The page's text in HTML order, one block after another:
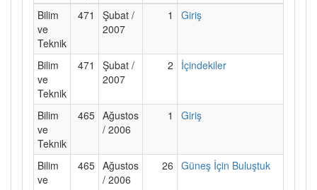
Bilim
ve
Teknik
471
Şubat /
2007
1 Giriş
Bilim
ve
Teknik
471
Şubat /
2007
2 İçindekiler
Bilim
ve
Teknik
465 Ağustos
/ 2006
1 Giriş
Bilim
ve
465 Ağustos
/ 2006
26 Güneş İçin Buluştuk